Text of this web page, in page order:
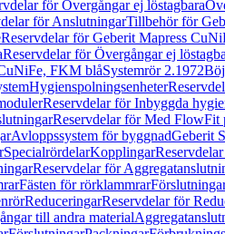
för Övergångar ej löstagbara
för AnslutningarTillbehör för
Reservdelar för Geberit Mapress
Reservdelar för Övergångar ej
FKM blåSystemrör 2.1972
Hygienspolningsenheter
Reservdelar för Inbyggda
Reservdelar för Med FlowFit
Avloppssystem för byggnadGeberit
SpecialrördelarKopplingar
Reservdelar för
Fästen för rörklammrar
ReduceringarReservdelar för
till andra material